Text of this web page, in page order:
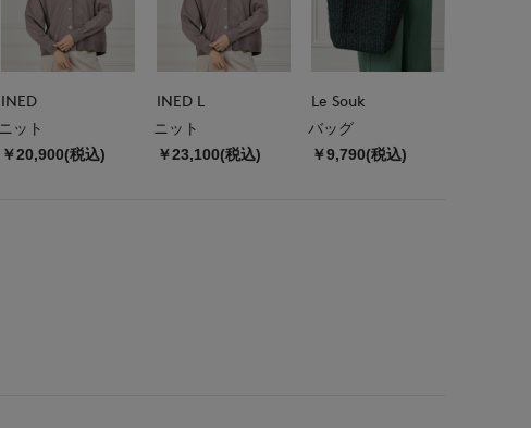
INED
ニット
￥20,900(税込)
INED L
ニット
￥23,100(税込)
Le Souk
バッグ
￥9,790(税込)